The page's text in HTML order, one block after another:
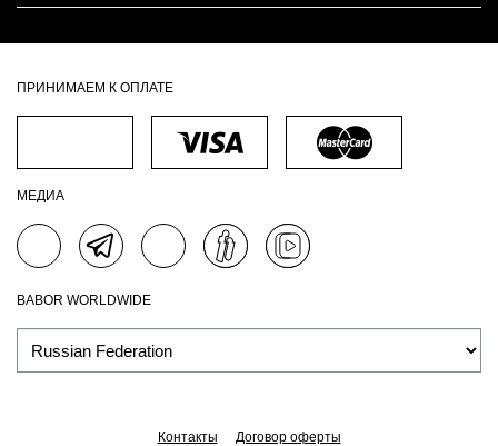
ПРИНИМАЕМ К ОПЛАТЕ
МЕДИА
BABOR WORLDWIDE
Контакты
Договор оферты